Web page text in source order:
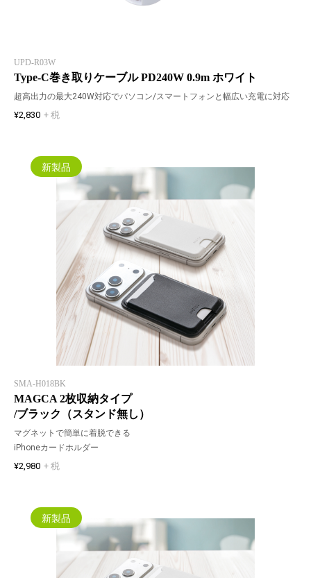
UPD-R03W
Type-C巻き取りケーブル PD240W 0.9m ホワイト
超高出力の最大240W対応でパソコン/スマートフォンと幅広い充電に対応
¥2,830 + 税
新製品
SMA-H018BK
MAGCA 2枚収納タイプ
/ブラック（スタンド無し）
マグネットで簡単に着脱できる
iPhoneカードホルダー
¥2,980 + 税
新製品